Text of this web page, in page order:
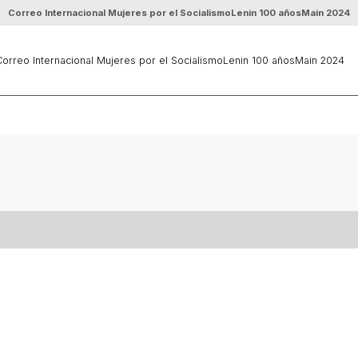
Correo Internacional Mujeres por el SocialismoLenin 100 añosMain 2024
Internacional Mujeres por el SocialismoLenin 100 añosMain 2024